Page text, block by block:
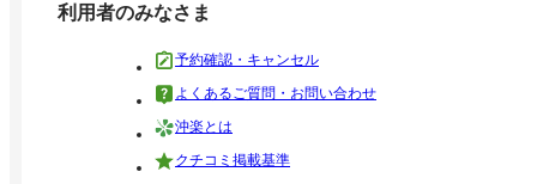
利用者のみなさま
予約確認・キャンセル
よくあるご質問・お問い合わせ
沖楽とは
クチコミ掲載基準